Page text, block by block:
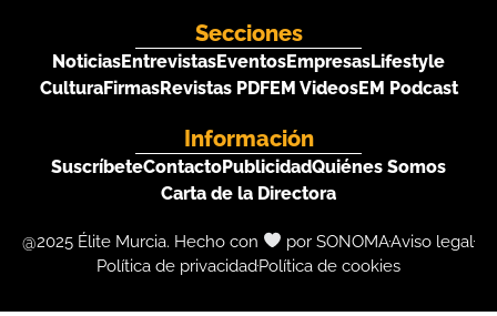
Secciones
NoticiasEntrevistasEventosEmpresasLifestyle
CulturaFirmasRevistas PDFEM VideosEM Podcast
Información
SuscríbeteContactoPublicidadQuiénes Somos
Carta de la Directora
@2025 Élite Murcia. Hecho con por SONOMAAviso legal
Política de privacidadPolítica de cookies